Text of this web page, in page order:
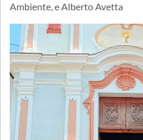
Ambiente, e Alberto Avetta